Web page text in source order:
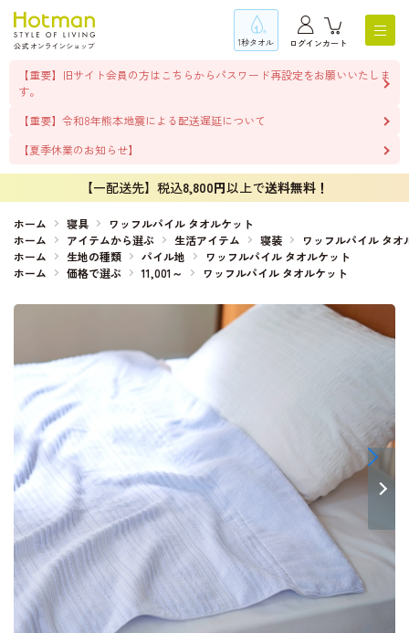
1秒タオル ログインカート
【重要】旧サイト会員の方はこちらからパスワード再設定をお願いいたしま
す。
【重要】令和8年熊本地震による配送遅延について
【夏季休業のお知らせ】
【一配送先】税込8,800円以上で送料無料！
ホーム 寝具
ワッフルパイル タオルケット
ホーム
アイテムから選ぶ 生活アイテム 寝装
ワッフルパイル タオ
ホーム
生地の種類 パイル地
ワッフルパイル タオルケット
ホーム
価格で選ぶ 11,001～ ワッフルパイル タオルケット